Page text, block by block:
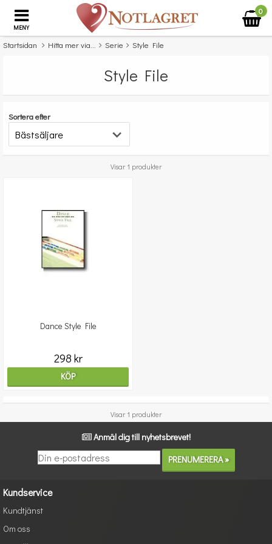
MENY
0
Startsidan Hitta mer via... Serie Style File
Style File
Sortera efter
Visar 1 produkter
Dance Style File
298 kr
KÖP
Visar 1 produkter
Anmäl dig till nyhetsbrevet!
Kundservice
Kundtjänst
Om oss